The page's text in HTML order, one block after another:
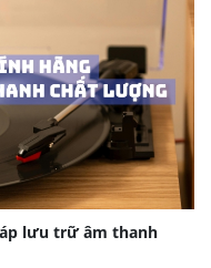
lưu trữ âm thanh